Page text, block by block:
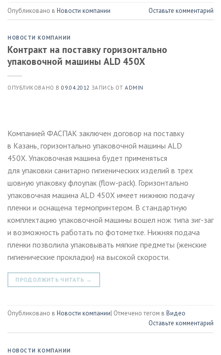
Опубликовано в Новости компании Оставьте комментарий
НОВОСТИ КОМПАНИИ
Контракт на поставку горизонтально
упаковочной машины ALD 450X
ОПУБЛИКОВАНО В09.04.2012 ЗАПИСЬ ОТADMIN
Компанией ФАСПАК заключен договор на поставку
в Казань, горизонтально упаковочной машины ALD
450X. Упаковочная машина будет применяться
для упаковки санитарно гигиенических изделий в трех
шовную упаковку флоупак (flow-pack). Горизонтально
упаковочная машина ALD 450X имеет нижнюю подачу
пленки и оснащена термопринтером. В стандартную
комплектацию упаковочной машины вошел нож типа зиг-заг
и возможность работать по фотометке. Нижняя подача
пленки позволила упаковывать мягкие предметы (женские
гигиенические прокладки) на высокой скорости.
ПРОДОЛЖИТЬ ЧИТАТЬ →
Опубликовано в Новости компании| Отмечено тегом в Видео
Оставьте комментарий
НОВОСТИ КОМПАНИИ